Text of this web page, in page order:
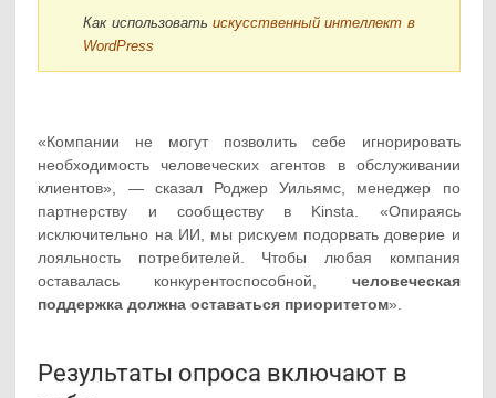
Как использовать искусственный интеллект в
WordPress
«Компании не могут позволить себе игнорировать
необходимость человеческих агентов в обслуживании
клиентов», — сказал Роджер Уильямс, менеджер по
партнерству и сообществу в Kinsta. «Опираясь
исключительно на ИИ, мы рискуем подорвать доверие и
лояльность потребителей. Чтобы любая компания
оставалась конкурентоспособной, человеческая
поддержка должна оставаться приоритетом».
Результаты опроса включают в